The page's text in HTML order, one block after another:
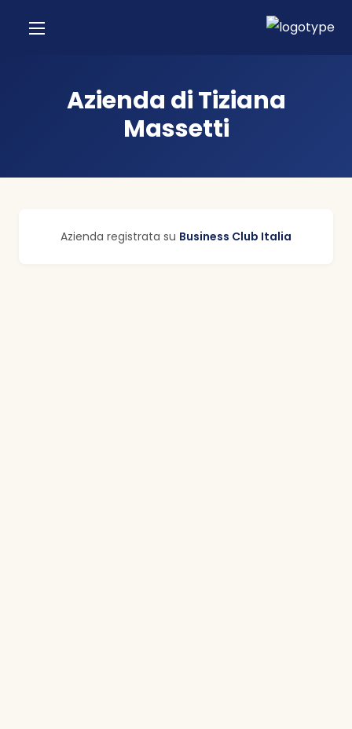
Azienda di Tiziana
Massetti
Azienda registrata su Business Club Italia